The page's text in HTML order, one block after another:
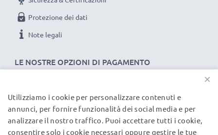
LE NOSTRE OPZIONI DI PAGAMENTO
Protezione dei dati
Note legali
I NOSTRI PARTNER DI SPEDIZIONE
×
Utilizziamo i cookie per personalizzare contenuti e
annunci, per fornire funzionalità dei social media e per
analizzare il nostro traffico. Puoi accettare tutti i cookie,
consentire solo i cookie necessari oppure gestire le tue